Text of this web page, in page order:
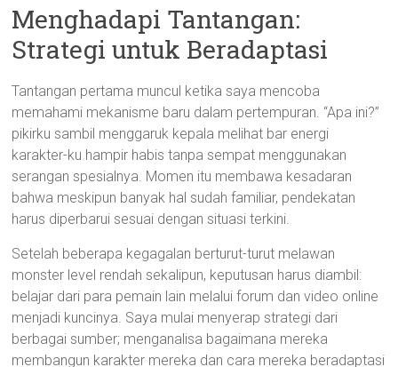
Menghadapi Tantangan:
Strategi untuk Beradaptasi
Tantangan pertama muncul ketika saya mencoba
memahami mekanisme baru dalam pertempuran. “Apa ini?”
pikirku sambil menggaruk kepala melihat bar energi
karakter-ku hampir habis tanpa sempat menggunakan
serangan spesialnya. Momen itu membawa kesadaran
bahwa meskipun banyak hal sudah familiar, pendekatan
harus diperbarui sesuai dengan situasi terkini.
Setelah beberapa kegagalan berturut-turut melawan
monster level rendah sekalipun, keputusan harus diambil:
belajar dari para pemain lain melalui forum dan video online
menjadi kuncinya. Saya mulai menyerap strategi dari
berbagai sumber; menganalisa bagaimana mereka
membangun karakter mereka dan cara mereka beradaptasi